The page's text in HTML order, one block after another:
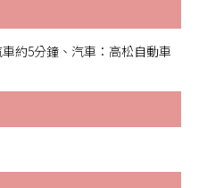
約5分鐘、汽車：高松自動車